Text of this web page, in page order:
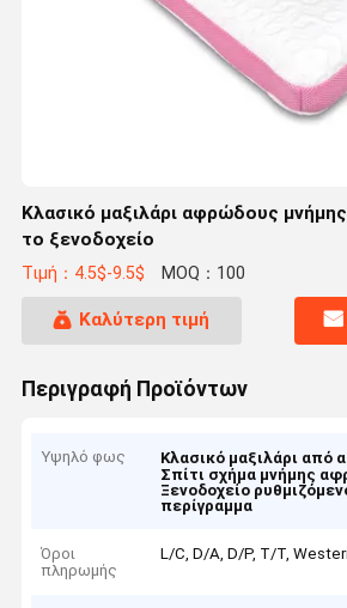
Κλασικό μαξιλάρι αφρώδους μνήμης
το ξενοδοχείο
Τιμή：4.5$-9.5$ MOQ：100
Καλύτερη τιμή
Περιγραφή Προϊόντων
Υψηλό φως Κλασικό μαξιλάρι από
Σπίτι σχήμα μνήμης
Ξενοδοχείο
περίγραμμα
Όροι
πληρωμής
L/C, D/A, D/P, T/T,